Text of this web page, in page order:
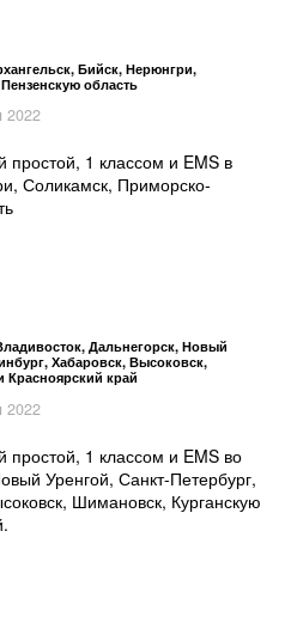
Бийск, Нерюнгри,
область
2022
простой, 1 классом и EMS в
Соликамск, Приморско-
Дальнегорск, Новый
Хабаровск, Высоковск,
Красноярский край
2022
простой, 1 классом и EMS во
Уренгой, Санкт-Петербург,
Шимановск, Курганскую